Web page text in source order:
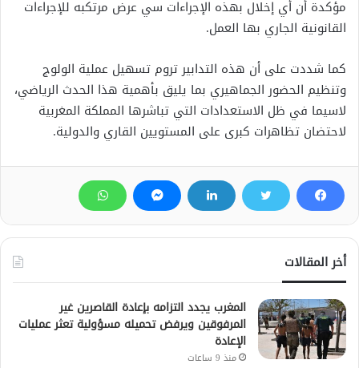
مؤكدة أن أي إخلال بهذه الإجراءات سي عرض مرتكبه للإجراءات
القانونية الجاري بها العمل.
كما شددت على أن هذه التدابير تروم تسهيل عملية الولوج
وتنظيم الحضور الجماهيري بما يليق بأهمية هذا الحدث الرياضي،
لاسيما في ظل الاستعدادات التي تباشرها المملكة المغربية
لاحتضان تظاهرات كبرى على المستويين القاري والدولية.
أخر المقالات
المغرب يجدد التزامه بإعادة القاصرين غير
المرفوقين ويرفض تحميله مسؤولية تعثر عمليات
الإعادة
منذ 9 ساعات